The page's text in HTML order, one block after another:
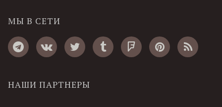
МЫ В СЕТИ
НАШИ ПАРТНЕРЫ